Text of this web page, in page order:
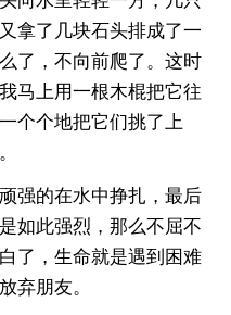
拿了几块石头排成了一
了，不向前爬了。这时
马上用一根木棍把它往
个个地把它们挑了上
的在水中挣扎，最后
如此强烈，那么不屈不
了，生命就是遇到困难
弃朋友。